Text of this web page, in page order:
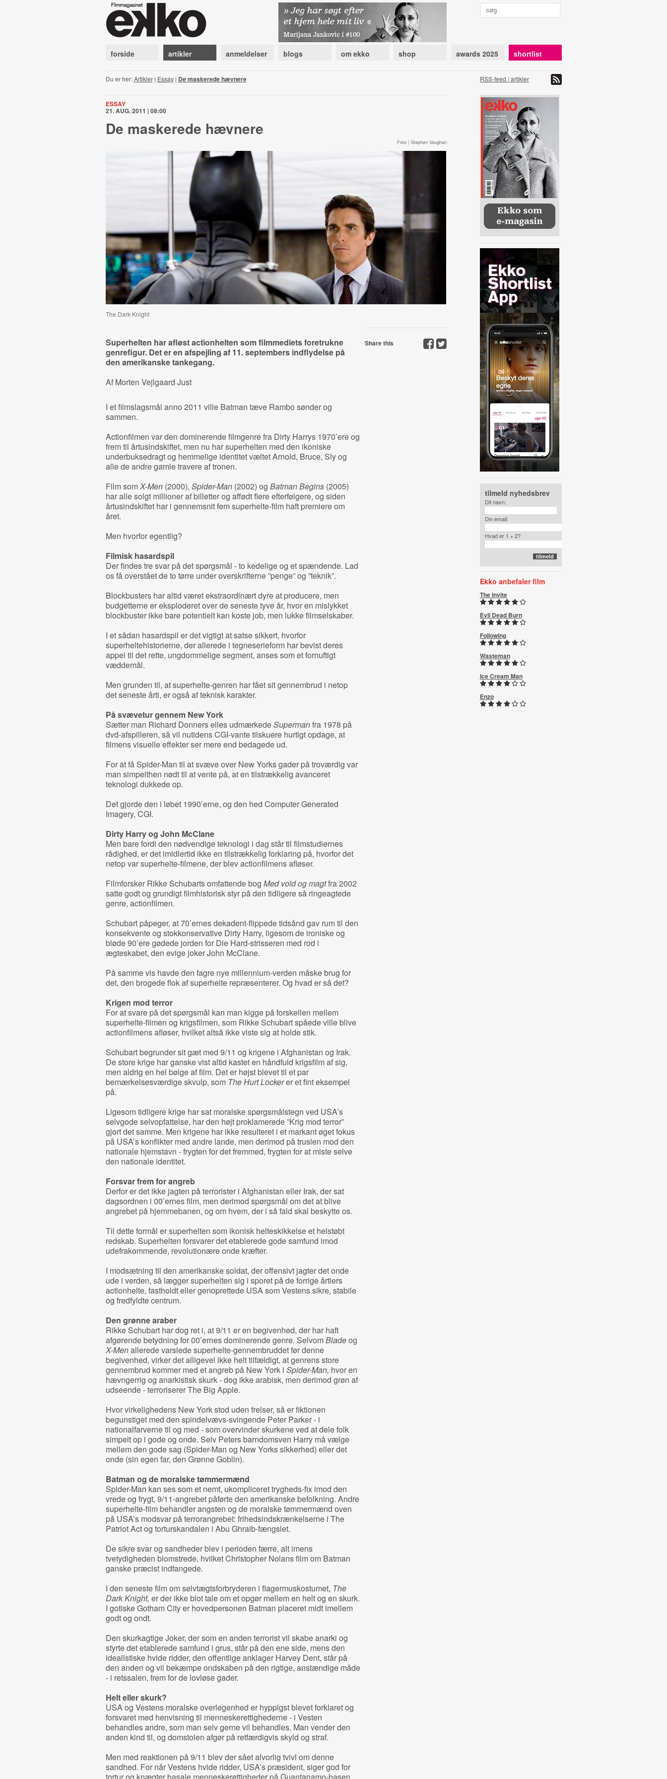
forside artikler anmeldelser blogs om ekko shop awards 2025 shortlist
Du er her:Artikler| Essay| De maskerede hævnere RSS-feed / artikler
ESSAY
21. AUG. 2011 | 08:00
De maskerede hævnere
Foto | Stephen Vaughan
The Dark Knight
Superhelten har afløst actionhelten som filmmediets foretrukne
genrefigur. Det er en afspejling af 11. septembers indflydelse på
den amerikanske tankegang.
Af Morten Vejlgaard Just
I et filmslagsmål anno 2011 ville Batman tæve Rambo sønder og
sammen.
Actionfilmen var den dominerende filmgenre fra Dirty Harrys 1970’ere og
frem til årtusindskiftet, men nu har superhelten med den ikoniske
underbuksedragt og hemmelige identitet væltet Arnold, Bruce, Sly og
alle de andre gamle travere af tronen.
Film somX-Men(2000), Spider-Man(2002) og Batman Begins(2005)
har alle solgt millioner af billetter og affødt flere efterfølgere, og siden
årtusindskiftet har i gennemsnit fem superhelte-film haft premiere om
året.
Men hvorfor egentlig?
Filmisk hasardspil
Der findes tre svar på det spørgsmål - to kedelige og et spændende. Lad
os få overstået de to tørre under overskrifterne ”penge” og ”teknik”.
Blockbusters har altid været ekstraordinært dyre at producere, men
budgetterne er eksploderet over de seneste tyve år, hvor en mislykket
blockbuster ikke bare potentielt kan koste job, men lukke filmselskaber.
I et sådan hasardspil er det vigtigt at satse sikkert, hvorfor
superheltehistorierne, der allerede i tegneserieform har bevist deres
appel til det rette, ungdommelige segment, anses som et fornuftigt
væddemål.
Men grunden til, at superhelte-genren har fået sit gennembrud i netop
det seneste årti, er også af teknisk karakter.
På svævetur gennem New York
Sætter man Richard Donners elles udmærkedeSupermanfra 1978 på
dvd-afspilleren, så vil nutidens CGI-vante tilskuere hurtigt opdage, at
filmens visuelle effekter ser mere end bedagede ud.
For at få Spider-Man til at svæve over New Yorks gader på troværdig var
man simpelthen nødt til at vente på, at en tilstrækkelig avanceret
teknologi dukkede op.
Det gjorde den i løbet 1990’erne, og den hed Computer Generated
Imagery, CGI.
Dirty Harry og John McClane
Men bare fordi den nødvendige teknologi i dag står til filmstudiernes
rådighed, er det imidlertid ikke en tilstrækkelig forklaring på, hvorfor det
netop var superhelte-filmene, der blev actionfilmens afløser.
Filmforsker Rikke Schubarts omfattende bog Med vold og magtfra 2002
satte godt og grundigt filmhistorisk styr på den tidligere så ringeagtede
genre, actionfilmen.
Schubart påpeger, at 70’ernes dekadent-flippede tidsånd gav rum til den
konsekvente og stokkonservative Dirty Harry, ligesom de ironiske og
bløde 90’ere gødede jorden for Die Hard-strisseren med rod i
ægteskabet, den evige joker John McClane.
På samme vis havde den fagre nye millennium-verden måske brug for
det, den brogede flok af superhelte repræsenterer. Og hvad er så det?
Krigen mod terror
For at svare på det spørgsmål kan man kigge på forskellen mellem
superhelte-filmen og krigsfilmen, som Rikke Schubart spåede ville blive
actionfilmens afløser, hvilket altså ikke viste sig at holde stik.
Schubart begrunder sit gæt med 9/11 og krigene i Afghanistan og Irak.
De store krige har ganske vist altid kastet en håndfuld krigsfilm af sig,
men aldrig en hel bølge af film. Det er højst blevet til et par
bemærkelsesværdige skvulp, som The Hurt Lockerer et fint eksempel
på.
Ligesom tidligere krige har sat moralske spørgsmålstegn ved USA’s
selvgode selvopfattelse, har den højt proklamerede ”Krig mod terror”
gjort det samme. Men krigene har ikke resulteret i et markant øget fokus
på USA’s konflikter med andre lande, men derimod på truslen mod den
nationale hjemstavn - frygten for det fremmed, frygten for at miste selve
den nationale identitet.
Forsvar frem for angreb
Derfor er det ikke jagten på terrorister i Afghanistan eller Irak, der sat
dagsordnen i 00’ernes film, men derimod spørgsmål om det at blive
angrebet på hjemmebanen, og om hvem, der i så fald skal beskytte os.
Til dette formål er superhelten som ikonisk helteskikkelse et helstøbt
redskab. Superhelten forsvarer det etablerede gode samfund imod
udefrakommende, revolutionære onde kræfter.
I modsætning til den amerikanske soldat, der offensivt jagter det onde
ude i verden, så lægger superhelten sig i sporet på de forrige årtiers
actionhelte, fastholdt eller genoprettede USA som Vestens sikre, stabile
og fredfyldte centrum.
Den grønne araber
Rikke Schubart har dog ret i, at 9/11 er en begivenhed, der har haft
afgørende betydning for 00’ernes dominerende genre. SelvomBladeog
X-Menallerede varslede superhelte-gennembruddet før denne
begivenhed, virker det alligevel ikke helt tilfældigt, at genrens store
gennembrud kommer med et angreb på New York i Spider-Man, hvor en
hævngerrig og anarkistisk skurk - dog ikke arabisk, men derimod grøn af
udseende - terroriserer The Big Apple.
Hvor virkelighedens New York stod uden frelser, så er fiktionen
begunstiget med den spindelvævs-svingende Peter Parker - i
nationalfarverne til og med - som overvinder skurkene ved at dele folk
simpelt op i gode og onde. Selv Peters barndomsven Harry må vælge
mellem den gode sag (Spider-Man og New Yorks sikkerhed) eller det
onde (sin egen far, den Grønne Goblin).
Batman og de moralske tømmermænd
Spider-Man kan ses som et nemt, ukompliceret trygheds-fix imod den
vrede og frygt, 9/11-angrebet påførte den amerikanske befolkning. Andre
superhelte-film behandler angsten og de moralske tømmermænd oven
på USA’s modsvar på terrorangrebet: frihedsindskrænkelserne i The
Patriot Act og torturskandalen i Abu Ghraib-fængslet.
De sikre svar og sandheder blev i perioden færre, alt imens
tvetydigheden blomstrede, hvilket Christopher Nolans film om Batman
ganske præcist indfangede.
I den seneste film om selvtægtsforbryderen i flagermuskostumet, The
Dark Knight, er der ikke blot tale om et opgør mellem en helt og en skurk.
I gotiske Gotham City er hovedpersonen Batman placeret midt imellem
godt og ondt.
Den skurkagtige Joker, der som en anden terrorist vil skabe anarki og
styrte det etablerede samfund i grus, står på den ene side, mens den
idealistiske hvide ridder, den offentlige anklager Harvey Dent, står på
den anden og vil bekæmpe ondskaben på den rigtige, anstændige måde
- i retssalen, frem for de lovløse gader.
Helt eller skurk?
USA og Vestens moralske overlegenhed er hyppigst blevet forklaret og
forsvaret med henvisning til menneskerettighederne - i Vesten
behandles andre, som man selv gerne vil behandles. Man vender den
anden kind til, og domstolen afgør på retfærdigvis skyld og straf.
Men med reaktionen på 9/11 blev der sået alvorlig tvivl om denne
sandhed. For når Vestens hvide ridder, USA’s præsident, siger god for
Share this
tilmeld nyhedsbrev
Dit navn:
Din email:
Hvad er 1 + 2?
Ekko anbefaler film
The Invite
Evil Dead Burn
Following
Wasteman
Ice Cream Man
Enzo